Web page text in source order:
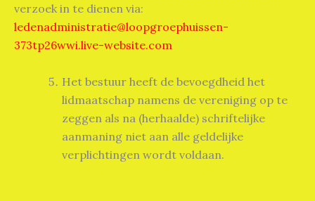
verzoek in te dienen via:
ledenadministratie@loopgroephuissen-
373tp26wwi.live-website.com
Het bestuur heeft de bevoegdheid het
lidmaatschap namens de vereniging op te
zeggen als na (herhaalde) schriftelijke
aanmaning niet aan alle geldelijke
verplichtingen wordt voldaan.